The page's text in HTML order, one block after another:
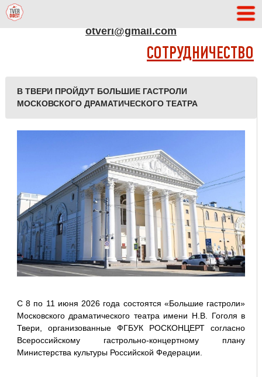
otveri@gmail.com
СОТРУДНИЧЕСТВО
В ТВЕРИ ПРОЙДУТ БОЛЬШИЕ ГАСТРОЛИ
МОСКОВСКОГО ДРАМАТИЧЕСКОГО ТЕАТРА
С 8 по 11 июня 2026 года состоятся «Большие гастроли»
Московского драматического театра имени Н.В. Гоголя в
Твери, организованные ФГБУК РОСКОНЦЕРТ согласно
Всероссийскому гастрольно-концертному плану
Министерства культуры Российской Федерации.